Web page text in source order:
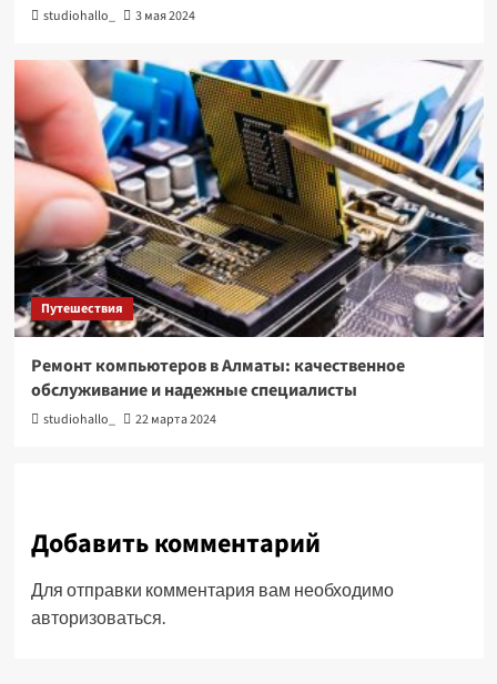
studiohallo_ 3 мая 2024
Путешествия
Ремонт компьютеров в Алматы: качественное
обслуживание и надежные специалисты
studiohallo_ 22 марта 2024
Добавить комментарий
Для отправки комментария вам необходимо
авторизоваться